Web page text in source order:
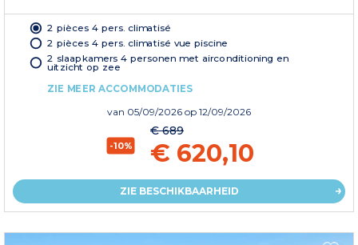
2 pièces 4 pers. climatisé
2 pièces 4 pers. climatisé vue piscine
2 slaapkamers 4 personen met airconditioning en
uitzicht op zee
ZIE MEER ACCOMMODATIES
van 05/09/2026 op 12/09/2026
-10%
€ 689
€ 620,10
ZIE BESCHIKBAARHEID